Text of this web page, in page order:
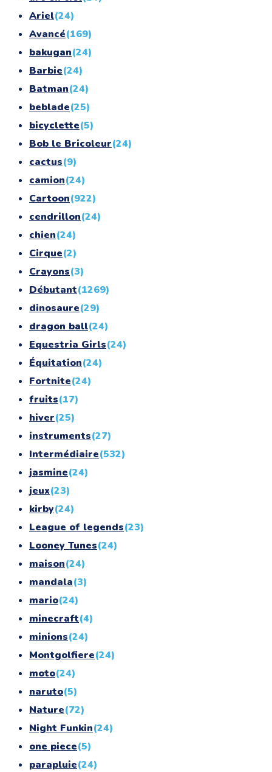
Ariel(24)
Avancé(169)
bakugan(24)
Barbie(24)
Batman(24)
beblade(25)
bicyclette(5)
Bob le Bricoleur(24)
cactus(9)
camion(24)
Cartoon(922)
cendrillon(24)
chien(24)
Cirque(2)
Crayons(3)
Débutant(1269)
dinosaure(29)
dragon ball(24)
Equestria Girls(24)
Équitation(24)
Fortnite(24)
fruits(17)
hiver(25)
instruments(27)
Intermédiaire(532)
jasmine(24)
jeux(23)
kirby(24)
League of legends(23)
Looney Tunes(24)
maison(24)
mandala(3)
mario(24)
minecraft(4)
minions(24)
Montgolfiere(24)
moto(24)
naruto(5)
Nature(72)
Night Funkin(24)
one piece(5)
parapluie(24)